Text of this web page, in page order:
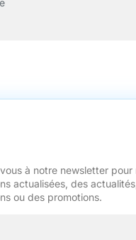
à notre newsletter pour
actualisées, des
ou des promotions.